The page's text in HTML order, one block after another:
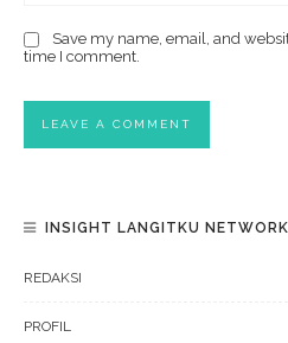
Save my name, email, and
time I comment.
INSIGHT LANGITKU
REDAKSI
PROFIL